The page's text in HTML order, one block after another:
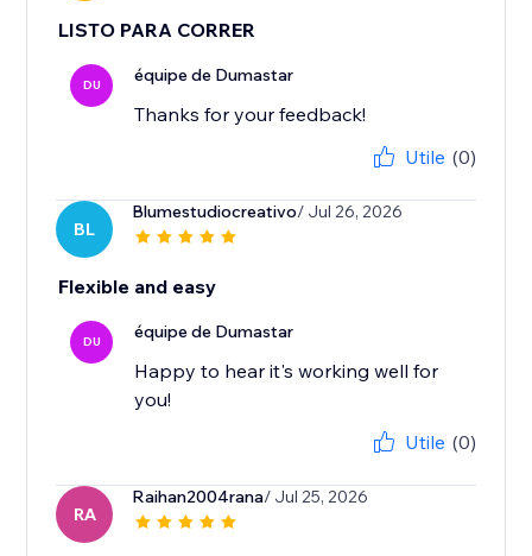
LISTO PARA CORRER
DU équipe de Dumastar
Thanks for your feedback!
Utile (0)
BL
Blumestudiocreativo/ Jul 26, 2026
Flexible and easy
DU équipe de Dumastar
Happy to hear it's working well for
you!
Utile (0)
RA
Raihan2004rana/ Jul 25, 2026